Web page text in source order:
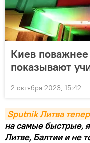
Киев
показывают
2 октября 2023, 15:42
Sputnik Литва
на самые быстрые,
Литве, Балтии и не